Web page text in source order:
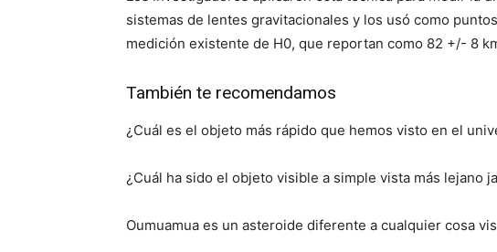
sistemas de lentes gravitacionales y los usó como
medición existente de H0, que reportan como 82 +/- 8
También te recomendamos
¿Cuál es el objeto más rápido que hemos visto en el
¿Cuál ha sido el objeto visible a simple vista más lejano
Oumuamua es un asteroide diferente a cualquier cosa